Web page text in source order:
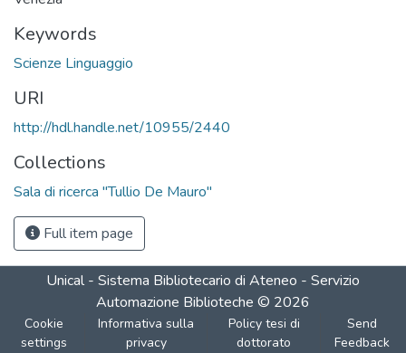
Keywords
Scienze Linguaggio
URI
http://hdl.handle.net/10955/2440
Collections
Sala di ricerca "Tullio De Mauro"
Full item page
Unical - Sistema Bibliotecario di Ateneo - Servizio
Automazione Biblioteche © 2026
Cookie
settings
Informativa sulla
privacy
Policy tesi di
dottorato
Send
Feedback